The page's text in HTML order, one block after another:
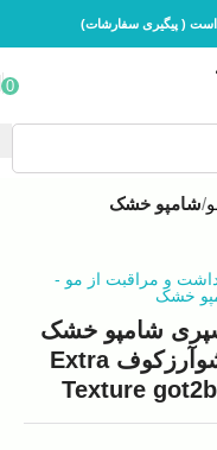
است ( پیگیری سفارشات)
0
شامپو خشک
و مراقبت از مو -
خشک
شامپو خشک
شوآرزکوف Extra
Texture got2b